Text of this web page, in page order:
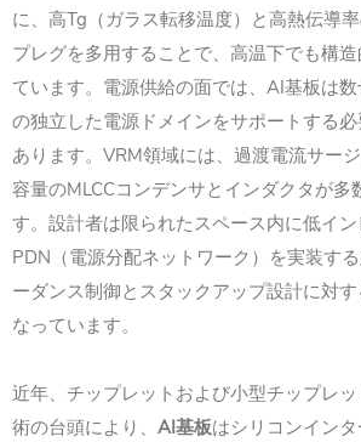
に、高Tg（ガラス転移温度）と高熱伝導
プレグを多用することで、高温下でも構
ています。電源供給の面では、AI基板は
の独立した電源ドメインをサポートする必
あります。VRM領域には、過渡電流サー
容量のMLCCコンデンサとインダクタが多
す。設計者は限られたスペース内に低イ
PDN（電源分配ネットワーク）を実装す
ーダンス制御とスタックアップ設計に対
なっています。
近年、チップレットおよび小型チップレ
術の台頭により、 AI基板はシリコンイン